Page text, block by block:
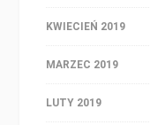
KWIECIEŃ 2019
MARZEC 2019
LUTY 2019